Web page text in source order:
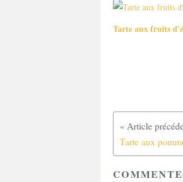
Tarte aux fruits
Tarte aux